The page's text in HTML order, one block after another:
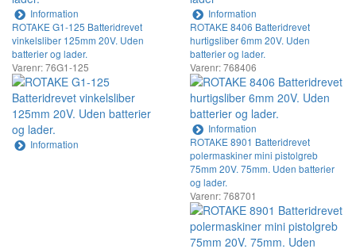
Information
Information
ROTAKE G1-125 Batteridrevet
vinkelsliber 125mm 20V. Uden
batterier og lader.
Varenr: 76G1-125
Information
ROTAKE 8406 Batteridrevet
hurtigsliber 6mm 20V. Uden
batterier og lader.
Varenr: 768406
Information
ROTAKE 8901 Batteridrevet
polermaskiner mini pistolgreb
75mm 20V. 75mm. Uden batterier
og lader.
Varenr: 768701